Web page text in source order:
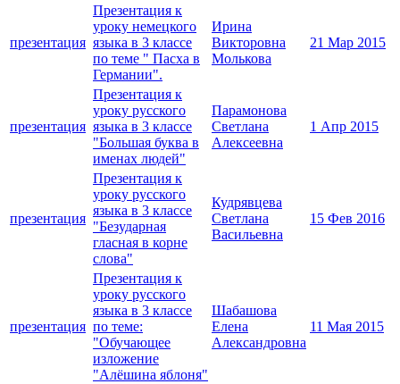
презентация
Презентация к
уроку немецкого
языка в 3 классе
по теме " Пасха в
Германии".
Ирина
Викторовна
Молькова
21 Мар 2015
презентация
Презентация к
уроку русского
языка в 3 классе
"Большая буква в
именах людей"
Парамонова
Светлана
Алексеевна
1 Апр 2015
презентация
Презентация к
уроку русского
языка в 3 классе
"Безударная
гласная в корне
слова"
Кудрявцева
Светлана
Васильевна
15 Фев 2016
презентация
Презентация к
уроку русского
языка в 3 классе
по теме:
"Обучающее
изложение
"Алёшина яблоня"
Шабашова
Елена
Александровна
11 Мая 2015